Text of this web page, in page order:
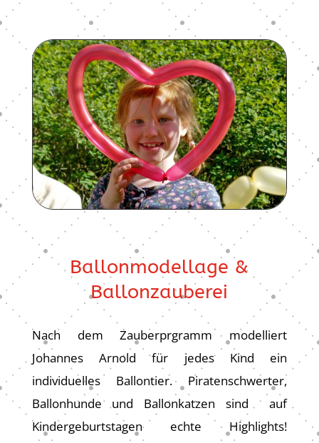
Ballonmodellage &
Ballonzauberei
Nach dem Zauberprgramm modelliert
Johannes Arnold für jedes Kind ein
individuelles Ballontier. Piratenschwerter,
Ballonhunde und Ballonkatzen sind auf
Kindergeburtstagen echte Highlights!